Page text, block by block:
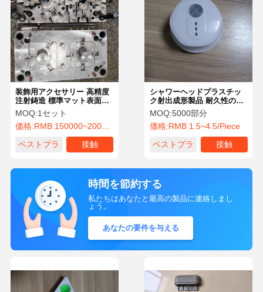
装飾用アクセサリー 高精度
注射鋳造 標準マット表面仕
上げ
MOQ:1セット
価格:RMB 150000~200000/Piece
ベストプラ
接触
シャワーヘッドプラスチッ
ク射出成形製品 耐久性のあ
るプラスチック金型部品 柔
軟なオプション付き
MOQ:5000部分
価格:RMB 1.5~4.5/Piece
ベストプラ
接触
時間を節約する
私たちはあなたと最高の製品に連絡しまし
ょう。
あなたの要件を与える